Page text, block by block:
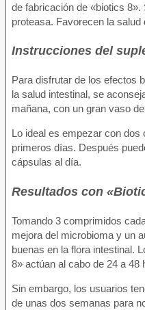
de fabricación de «biotics
proteasa. Favorecen la
Instrucciones del
Para disfrutar de los efectos
la salud intestinal, se
mañana, con un gran vaso
Lo ideal es empezar con
primeros días. Después
cápsulas al día.
Resultados con
Tomando 3 comprimidos
mejora del microbioma y un
buenas en la flora intestinal.
8» actúan al cabo de 24 a 48
Sin embargo, los usuarios
de unas dos semanas para